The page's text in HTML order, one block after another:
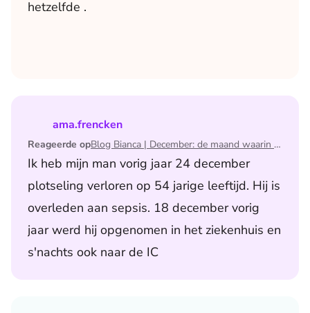
hetzelfde .
ama.frencken
Reageerde op Blog Bianca | December: de maand waarin ik mijn man verloor
Ik heb mijn man vorig jaar 24 december
plotseling verloren op 54 jarige leeftijd. Hij is
overleden aan sepsis. 18 december vorig
jaar werd hij opgenomen in het ziekenhuis en
s'nachts ook naar de IC
Lees het artikel Blog Bianca | December: de maand